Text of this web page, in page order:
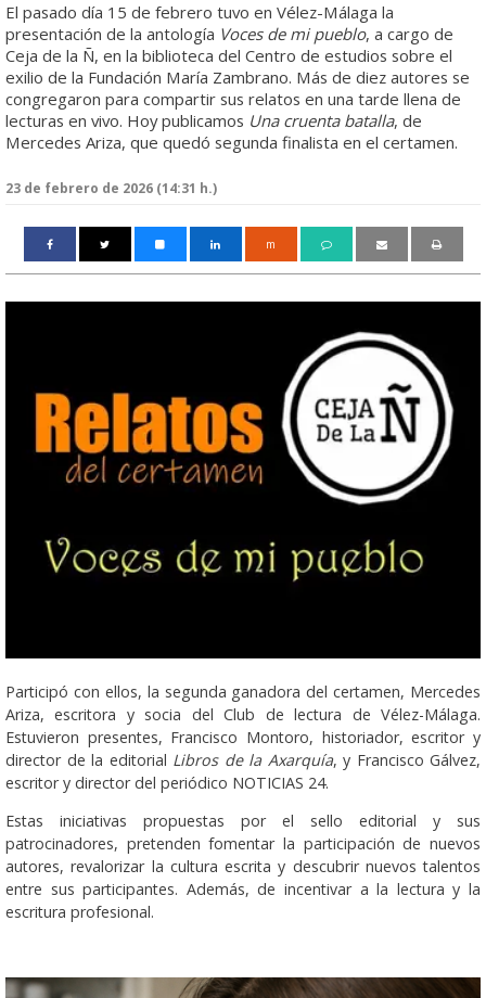
El pasado día 15 de febrero tuvo en Vélez-Málaga la
presentación de la antología Voces de mi pueblo, a cargo de
Ceja de la Ñ, en la biblioteca del Centro de estudios sobre el
exilio de la Fundación María Zambrano. Más de diez autores se
congregaron para compartir sus relatos en una tarde llena de
lecturas en vivo. Hoy publicamos Una cruenta batalla, de
Mercedes Ariza, que quedó segunda finalista en el certamen.
23 de febrero de 2026 (14:31 h.)
m
Participó con ellos, la segunda ganadora del certamen, Mercedes
Ariza, escritora y socia del Club de lectura de Vélez-Málaga.
Estuvieron presentes, Francisco Montoro, historiador, escritor y
director de la editorial Libros de la Axarquía, y Francisco Gálvez,
escritor y director del periódico NOTICIAS 24.
Estas iniciativas propuestas por el sello editorial y sus
patrocinadores, pretenden fomentar la participación de nuevos
autores, revalorizar la cultura escrita y descubrir nuevos talentos
entre sus participantes. Además, de incentivar a la lectura y la
escritura profesional.